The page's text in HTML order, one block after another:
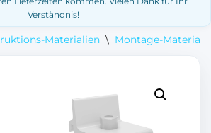
Verständnis!
Materialien \ Montage-